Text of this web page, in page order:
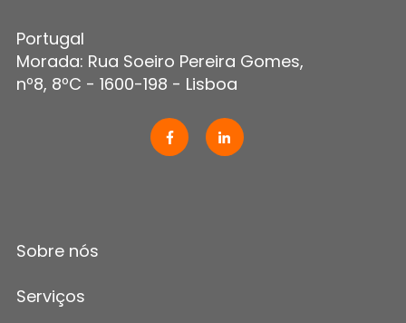
Portugal
Morada: Rua Soeiro Pereira Gomes,
nº8, 8ºC - 1600-198 - Lisboa
Sobre nós
Serviços